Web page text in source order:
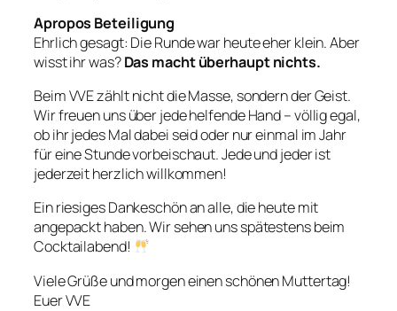
Apropos Beteiligung
Ehrlich gesagt: Die Runde war heute eher klein. Aber
wisst ihr was?Das macht überhaupt nichts.
Beim VVE zählt nicht die Masse, sondern der Geist.
Wir freuen uns über jede helfende Hand – völlig egal,
ob ihr jedes Mal dabei seid oder nur einmal im Jahr
für eine Stunde vorbeischaut. Jede und jeder ist
jederzeit herzlich willkommen!
Ein riesiges Dankeschön an alle, die heute mit
angepackt haben. Wir sehen uns spätestens beim
Cocktailabend!
Viele Grüße und morgen einen schönen Muttertag!
Euer VVE